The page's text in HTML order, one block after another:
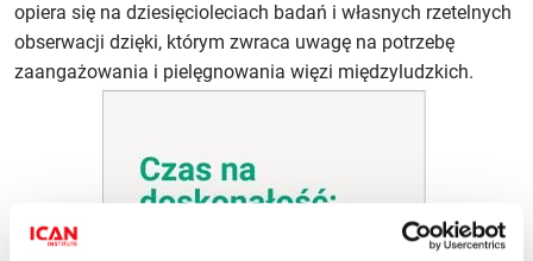
opiera się na dziesięcioleciach badań i własnych rzetelnych
obserwacji dzięki, którym zwraca uwagę na potrzebę
zaangażowania i pielęgnowania więzi międzyludzkich.